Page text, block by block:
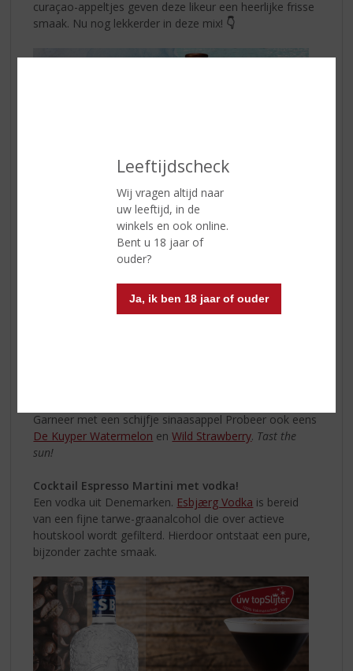
Leeftijdscheck
Wij vragen altijd naar
uw leeftijd, in de
winkels en ook online.
Bent u 18 jaar of
ouder?
Ja, ik ben 18 jaar of ouder
curaçao-appeltjes geven deze likeur een heerlijke frisse
smaak. Nu nog lekkerder in deze mix! 👇
Vul een longdrinkglas met ijsblokjes
Garneer met een schijfje sinaasappel Probeer ook eens
De Kuyper Watermelon enWild Strawberry. Tast the
sun!
Cocktail Espresso Martini met vodka!
Een vodka uit Denemarken. Esbjærg Vodka is bereid
van een fijne tarwe-graanalcohol die over actieve
houtskool wordt gefilterd. Hierdoor ontstaat een pure,
bijzonder zachte smaak.